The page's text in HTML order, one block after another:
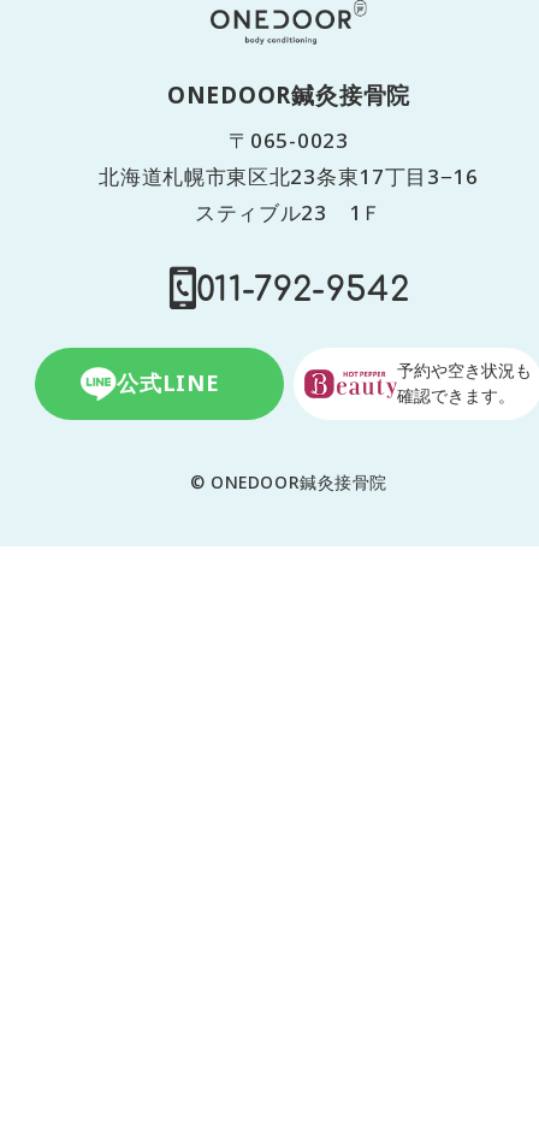
ONEDOOR鍼灸接骨院
〒065-0023
北海道札幌市東区北23条東17丁目3−16
スティブル23 1Ｆ
011-792-9542
公式LINE
予約や空き状況も
確認できます。
© ONEDOOR鍼灸接骨院